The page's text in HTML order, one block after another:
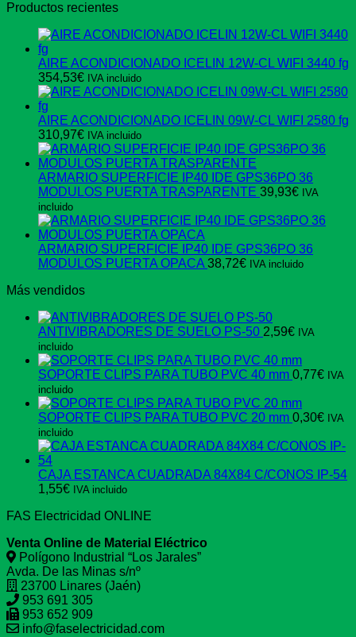
446,49€.261,36€.
Productos recientes
AIRE ACONDICIONADO ICELIN 12W-CL WIFI 3440 fg
354,53€ IVA incluido
AIRE ACONDICIONADO ICELIN 09W-CL WIFI 2580 fg
310,97€ IVA incluido
ARMARIO SUPERFICIE IP40 IDE GPS36PO 36
MODULOS PUERTA TRASPARENTE 39,93€ IVA
incluido
ARMARIO SUPERFICIE IP40 IDE GPS36PO 36
MODULOS PUERTA OPACA 38,72€ IVA incluido
Más vendidos
ANTIVIBRADORES DE SUELO PS-50 2,59€ IVA
incluido
SOPORTE CLIPS PARA TUBO PVC 40 mm 0,77€ IVA
incluido
SOPORTE CLIPS PARA TUBO PVC 20 mm 0,30€ IVA
incluido
CAJA ESTANCA CUADRADA 84X84 C/CONOS IP-54
1,55€ IVA incluido
FAS Electricidad ONLINE
Venta Online de Material Eléctrico
Polígono Industrial “Los Jarales”
Avda. De las Minas s/nº
23700 Linares (Jaén)
953 691 305
953 652 909
info@faselectricidad.com